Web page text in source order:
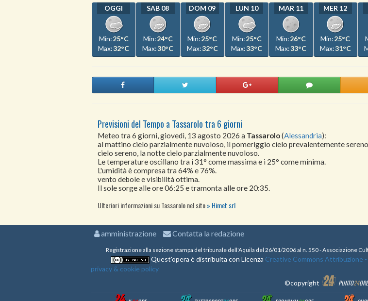
OGGI
Min:25°C
Max:32°C
SAB 08
Min:24°C
Max:30°C
DOM 09
Min:25°C
Max:32°C
LUN 10
Min:25°C
Max:33°C
MAR 11
Min:26°C
Max:33°C
MER 12
Min:25°C
Max:31°C
Previsioni del Tempo a Tassarolo tra 6 giorni
Meteo tra 6 giorni, giovedì, 13 agosto 2026 a Tassarolo(Alessandria):
al mattino cielo parzialmente nuvoloso, il pomeriggio cielo prevalentemente
cielo sereno, la notte cielo parzialmente nuvoloso.
Le temperature oscillano tra i 31° come massima e i 25° come minima.
L'umidità è compresa tra 64% e 76%.
vento debole e visibilità ottima.
Il sole sorge alle ore 06:25 e tramonta alle ore 20:35.
Ulteriori informazioni su Tassarolo nel sito Himet srl
amministrazione Contatta la redazione
Registrazione alla sezione stampa del tribunale dell'Aquila del 26/01/2006 al n. 550 - Associazione
Quest'opera è distribuita con Licenza Creative Commons Attribuzione
privacy & cookie policy
©copyright
PUNTO24ORE